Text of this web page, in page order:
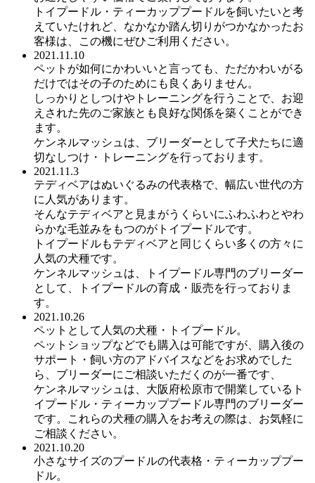
トイプードル・ティーカッププードルを飼いたいと考
えていたけれど、なかなか踏ん切りがつかなかったお
客様は、この機にぜひご利用ください。
2021.11.10
ペットが如何にかわいいと言っても、ただかわいがる
だけではその子のためにも良くありません。
しっかりとしつけやトレーニングを行うことで、お迎
えされた先のご家族とも良好な関係を築くことができ
ます。
ケンネルマッシュは、ブリーダーとして子犬たちに適
切なしつけ・トレーニングを行っております。
2021.11.3
テディベアはぬいぐるみの代表格で、幅広い世代の方
に人気があります。
そんなテディベアと見まがうくらいにふわふわとやわ
らかな毛並みをもつのがトイプードルです。
トイプードルもテディベアと同じくらい多くの方々に
人気の犬種です。
ケンネルマッシュは、トイプードル専門のブリーダー
として、トイプードルの育成・販売を行っておりま
す。
2021.10.26
ペットとして人気の犬種・トイプードル。
ペットショップなどでも購入は可能ですが、購入後の
サポート・飼い方のアドバイスなどをお求めでした
ら、ブリーダーにご相談いただくのが一番です、
ケンネルマッシュは、大阪府松原市で開業しているト
イプードル・ティーカッププードル専門のブリーダー
です。これらの犬種の購入をお考えの際は、お気軽に
ご相談ください。
2021.10.20
小さなサイズのプードルの代表格・ティーカッププー
ドル。